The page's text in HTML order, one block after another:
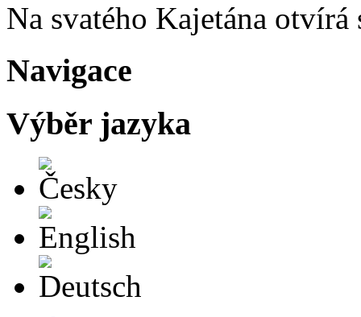
Na svatého Kajetána otvírá
Navigace
Výběr jazyka